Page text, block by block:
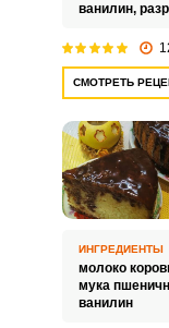
ванилин,
СМОТРЕТЬ
ИНГРЕДИЕНТЫ
молоко
мука
ванилин